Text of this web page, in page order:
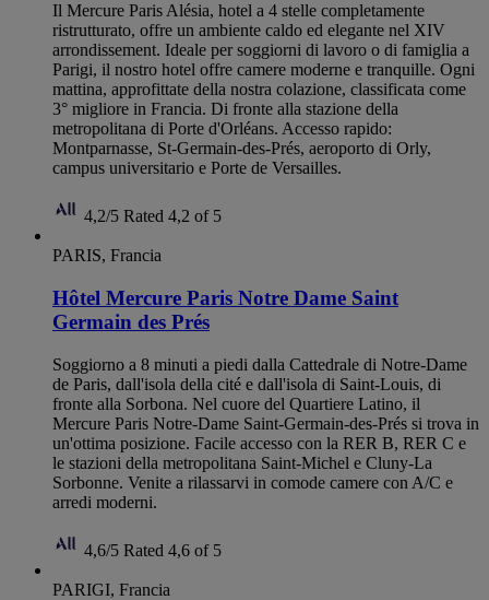
Il Mercure Paris Alésia, hotel a 4 stelle completamente
ristrutturato, offre un ambiente caldo ed elegante nel XIV
arrondissement. Ideale per soggiorni di lavoro o di famiglia a
Parigi, il nostro hotel offre camere moderne e tranquille. Ogni
mattina, approfittate della nostra colazione, classificata come
3° migliore in Francia. Di fronte alla stazione della
metropolitana di Porte d'Orléans. Accesso rapido:
Montparnasse, St-Germain-des-Prés, aeroporto di Orly,
campus universitario e Porte de Versailles.
4,2/5 Rated 4,2 of 5
PARIS, Francia
Hôtel Mercure Paris Notre Dame Saint
Germain des Prés
Soggiorno a 8 minuti a piedi dalla Cattedrale di Notre-Dame
de Paris, dall'isola della cité e dall'isola di Saint-Louis, di
fronte alla Sorbona. Nel cuore del Quartiere Latino, il
Mercure Paris Notre-Dame Saint-Germain-des-Prés si trova in
un'ottima posizione. Facile accesso con la RER B, RER C e
le stazioni della metropolitana Saint-Michel e Cluny-La
Sorbonne. Venite a rilassarvi in comode camere con A/C e
arredi moderni.
4,6/5 Rated 4,6 of 5
PARIGI, Francia